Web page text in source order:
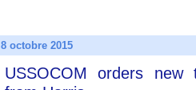
8 octobre 2015
USSOCOM orders new